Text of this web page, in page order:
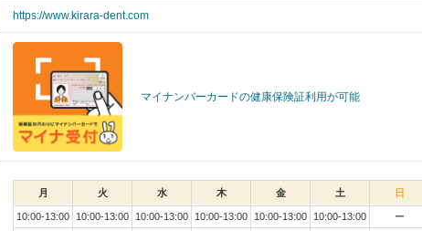
https://www.kirara-dent.com
マイナンバーカードの健康保険証利用が可能
月 火 水 木 金 土 日
10:00-13:00 10:00-13:00 10:00-13:00 10:00-13:00 10:00-13:00 10:00-13:00 ー